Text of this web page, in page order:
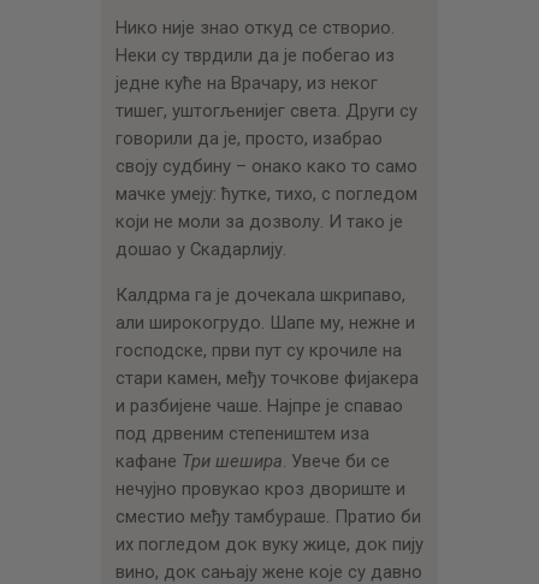
Нико није знао откуд се створио.
Неки су тврдили да је побегао из
једне куће на Врачару, из неког
тишег, уштогљенијег света. Други су
говорили да је, просто, изабрао
своју судбину – онако како то само
мачке умеју: ћутке, тихо, с погледом
који не моли за дозволу. И тако је
дошао у Скадарлију.
Калдрма га је дочекала шкрипаво,
али широкогрудо. Шапе му, нежне и
господске, први пут су крочиле на
стари камен, међу точкове фијакера
и разбијене чаше. Најпре је спавао
под дрвеним степеништем иза
кафане Три шешира. Увече би се
нечујно провукао кроз двориште и
сместио међу тамбураше. Пратио би
их погледом док вуку жице, док пију
вино, док сањају жене које су давно